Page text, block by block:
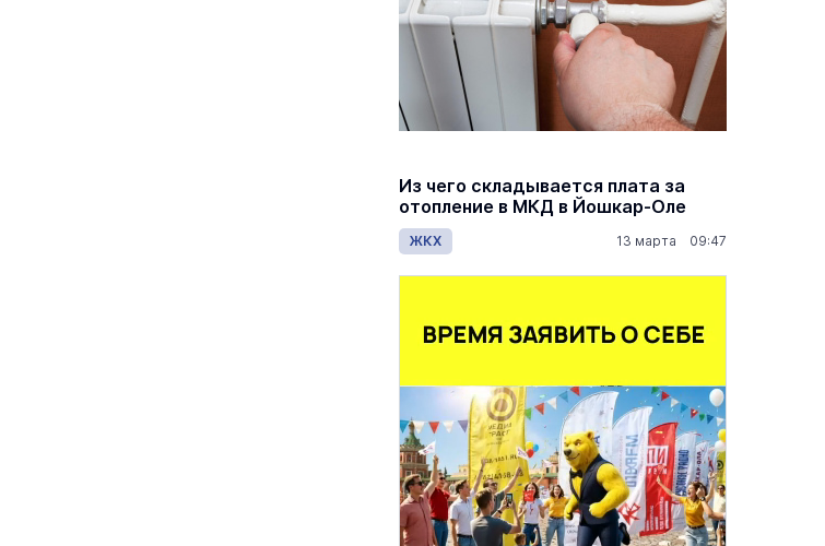
Из чего складывается плата за
отопление в МКД в Йошкар-Оле
ЖКХ 13 марта 09:47